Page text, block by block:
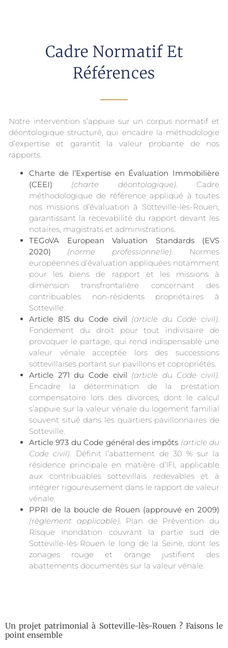
Cadre Normatif Et
Références
Notre intervention s’appuie sur un corpus normatif et
déontologique structuré, qui encadre la méthodologie
d’expertise et garantit la valeur probante de nos
rapports.
Charte de l’Expertise en Évaluation Immobilière
(CEEI)
(charte déontologique). Cadre
méthodologique de référence appliqué à toutes
nos missions d’évaluation à Sotteville-lès-Rouen,
garantissant la recevabilité du rapport devant les
notaires, magistrats et administrations.
TEGoVA European Valuation Standards (EVS
2020)
(norme professionnelle). Normes
européennes d’évaluation appliquées notamment
pour les biens de rapport et les missions à
dimension transfrontalière concernant des
contribuables non-résidents propriétaires à
Sotteville.
Article 815 du Code civil (article du Code civil).
Fondement du droit pour tout indivisaire de
provoquer le partage, qui rend indispensable une
valeur vénale acceptée lors des successions
sottevillaises portant sur pavillons et copropriétés.
Article 271 du Code civil (article du Code civil).
Encadre la détermination de la prestation
compensatoire lors des divorces, dont le calcul
s’appuie sur la valeur vénale du logement familial
souvent situé dans les quartiers pavillonnaires de
Sotteville.
Article 973 du Code général des impôts (article du
Code civil). Définit l’abattement de 30 % sur la
résidence principale en matière d’IFI, applicable
aux contribuables sottevillais redevables et à
intégrer rigoureusement dans le rapport de valeur
vénale.
PPRI de la boucle de Rouen (approuvé en 2009)
(règlement applicable). Plan de Prévention du
Risque Inondation couvrant la partie sud de
Sotteville-lès-Rouen le long de la Seine, dont les
zonages rouge et orange justifient des
abattements documentés sur la valeur vénale.
Un projet patrimonial à Sotteville-lès-Rouen ? Faisons le
point ensemble